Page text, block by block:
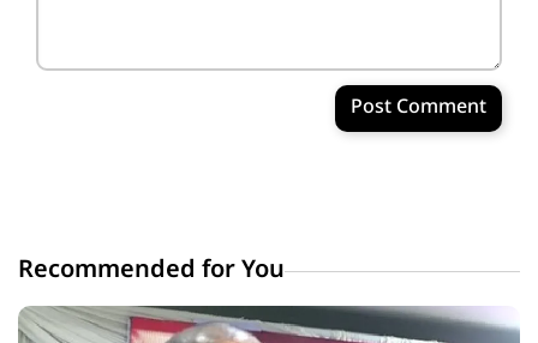
Post Comment
Recommended for You